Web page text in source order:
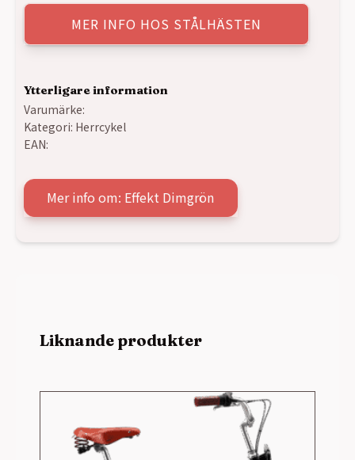
ursprungliga
var:
6795,00 kr.
nuvarande
är:
4995,00 kr.
MER INFO HOS STÅLHÄSTEN
Ytterligare information
Varumärke:
Kategori: Herrcykel
EAN:
Mer info om: Effekt Dimgrön
Liknande produkter